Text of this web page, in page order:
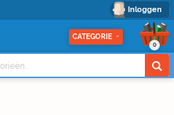
Inloggen
CATEGORIE
0